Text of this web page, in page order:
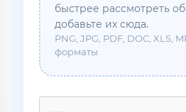
быстрее рассмотреть
добавьте их сюда.
PNG, JPG, PDF, DOC, XLS,
форматы